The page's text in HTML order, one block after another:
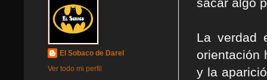
sacar algo
La verdad
orientación
y la
El Sobaco de Darel
Ver todo mi perfil